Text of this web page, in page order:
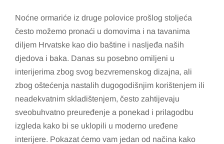
Noćne ormariće iz druge polovice prošlog stoljeća
često možemo pronaći u domovima i na tavanima
diljem Hrvatske kao dio baštine i nasljeđa naših
djedova i baka. Danas su posebno omiljeni u
interijerima zbog svog bezvremenskog dizajna, ali
zbog oštećenja nastalih dugogodišnjim korištenjem ili
neadekvatnim skladištenjem, često zahtijevaju
sveobuhvatno preuređenje a ponekad i prilagodbu
izgleda kako bi se uklopili u moderno uređene
interijere. Pokazat ćemo vam jedan od načina kako